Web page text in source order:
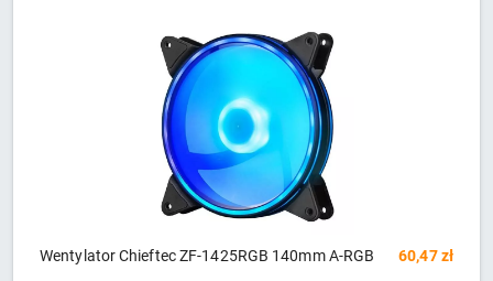
Wentylator Chieftec ZF-1425RGB 140mm A-RGB 60,47 zł